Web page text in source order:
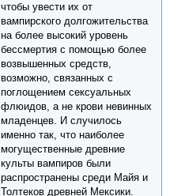
чтобы увести их от
вампирского долгожительства
на более высокий уровень
бессмертия с помощью более
возвышенных средств,
возможно, связанных с
поглощением сексуальных
флюидов, а не крови невинных
младенцев. И случилось
именно так, что наиболее
могущественные древние
культы вампиров были
распространены среди Майя и
Толтеков древней Мексики.